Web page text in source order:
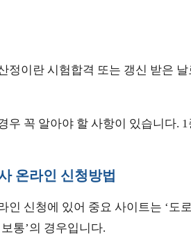
정이란 시험합격 또는 갱신 받은
우 꼭 알아야 할 사항이 있습니다.
온라인 신청방법
인 신청에 있어 중요 사이트는 ‘도
통’의 경우입니다.